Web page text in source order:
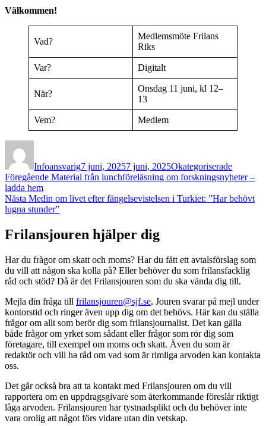
Välkommen!
Vad?
Medlemsmöte Frilans
Riks
Var? Digitalt
När?
Onsdag 11 juni, kl 12–
13
Vem? Medlem
Infoansvarig7 juni, 20257 juni, 2025Okategoriserade
Inläggsnavigering
Föregående Föregående
Material från lunchföreläsning om forskningsnyheter –
ladda hem
Nästa Nästa
inlägg:
Medin om livet efter fängelsevistelsen i Turkiet: ”Har behövt
lugna stunder”
Frilansjouren hjälper dig
Har du frågor om skatt och moms? Har du fått ett avtalsförslag som
du vill att någon ska kolla på? Eller behöver du som frilansfacklig
råd och stöd? Då är det Frilansjouren som du ska vända dig till.
Mejla din fråga till frilansjouren@sjf.se. Jouren svarar på mejl under
kontorstid och ringer även upp dig om det behövs. Här kan du ställa
frågor om allt som berör dig som frilansjournalist. Det kan gälla
både frågor om yrket som sådant eller frågor som rör dig som
företagare, till exempel om moms och skatt. Även du som är
redaktör och vill ha råd om vad som är rimliga arvoden kan kontakta
oss.
Det går också bra att ta kontakt med Frilansjouren om du vill
rapportera om en uppdragsgivare som återkommande föreslår riktigt
låga arvoden. Frilansjouren har tystnadsplikt och du behöver inte
vara orolig att något förs vidare utan din vetskap.